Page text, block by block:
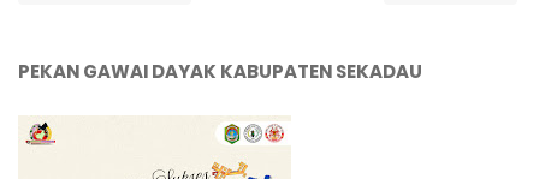
PEKAN GAWAI DAYAK KABUPATEN SEKADAU